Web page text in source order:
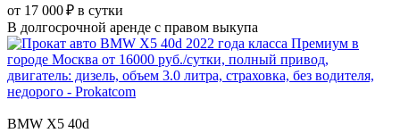
от 17 000 ₽ в сутки
В долгосрочной аренде с правом выкупа
BMW X5 40d